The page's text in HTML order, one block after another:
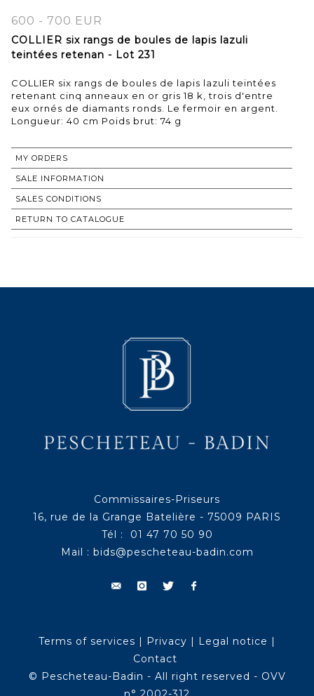
600 - 700 EUR
COLLIER six rangs de boules de lapis lazuli
teintées retenan - Lot 231
COLLIER six rangs de boules de lapis lazuli teintées
retenant cinq anneaux en or gris 18 k, trois d'entre
eux ornés de diamants ronds. Le fermoir en argent.
Longueur: 40 cm Poids brut: 74 g
MY ORDERS
SALE INFORMATION
SALES CONDITIONS
RETURN TO CATALOGUE
Commissaires-Priseurs
16, rue de la Grange Batelière - 75009 PARIS
Tél : 01 47 70 50 90
Mail : bids@pescheteau-badin.com
Terms of services | Privacy | Legal notice |
Contact
© Pescheteau-Badin - All right reserved - OVV